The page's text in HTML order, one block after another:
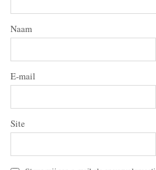
Naam
E-mail
Site